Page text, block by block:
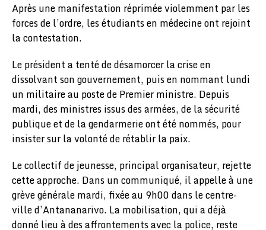
Après une manifestation réprimée violemment par les
forces de l’ordre, les étudiants en médecine ont rejoint
la contestation.
Le président a tenté de désamorcer la crise en
dissolvant son gouvernement, puis en nommant lundi
un militaire au poste de Premier ministre. Depuis
mardi, des ministres issus des armées, de la sécurité
publique et de la gendarmerie ont été nommés, pour
insister sur la volonté de rétablir la paix.
Le collectif de jeunesse, principal organisateur, rejette
cette approche. Dans un communiqué, il appelle à une
grève générale mardi, fixée au 9h00 dans le centre-
ville d’Antananarivo. La mobilisation, qui a déjà
donné lieu à des affrontements avec la police, reste